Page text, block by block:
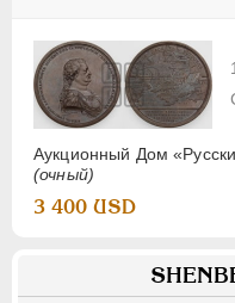
Аукционный Дом
(очный)
3 400 USD